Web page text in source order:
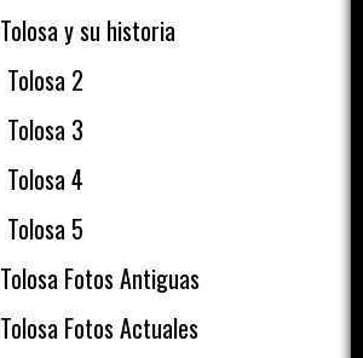
Tolosa y su historia
Tolosa 2
Tolosa 3
Tolosa 4
Tolosa 5
Tolosa Fotos Antiguas
Tolosa Fotos Actuales